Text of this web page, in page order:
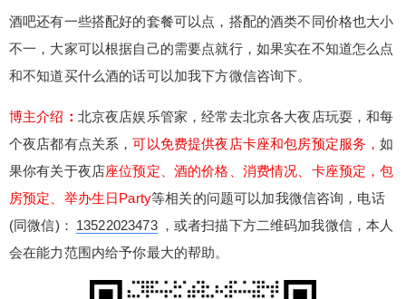
酒吧还有一些搭配好的套餐可以点，搭配的酒类不同价格也大小
不一，大家可以根据自己的需要点就行，如果实在不知道怎么点
和不知道买什么酒的话可以加我下方微信咨询下。
博主介绍 ： 北京夜店娱乐管家，经常去北京各大夜店玩耍，和每
个夜店都有点关系，可以免费提供夜店卡座和包房预定服务，如
果你有关于夜店座位预定、酒的价格、消费情况、卡座预定，包
房预定、举办生日Party等相关的问题可以加我微信咨询，电话
(同微信)： 13522023473 ，或者扫描下方二维码加我微信，本人
会在能力范围内给予你最大的帮助。
有点关系，可以免费提供夜店卡座和包房预定服
务，如果你有关于夜店座位预定、酒的价格、消费
情况、卡座预定，包房预定、举办生日Party等相关
的问题可以加我微信咨询，电话(同微信)：1352202
力范围内给予你最大的帮助。 （点击跳转到微信添
加好友）
立刻支付
社交帐号直接登录
QQ登录 微博登录